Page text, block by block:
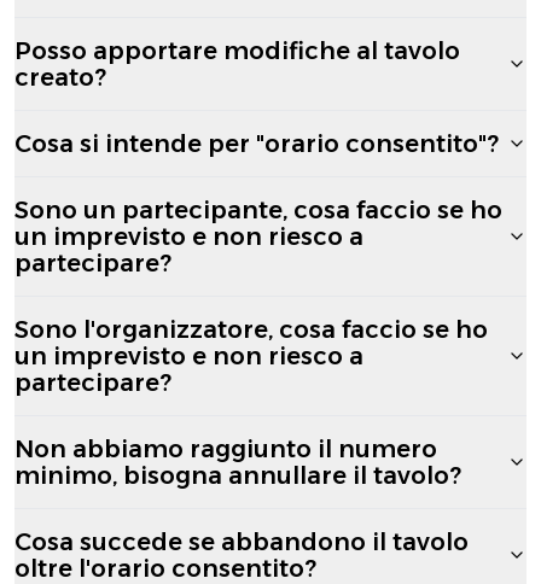
Posso apportare modifiche al tavolo
creato?
Cosa si intende per "orario consentito"?
Sono un partecipante, cosa faccio se ho
un imprevisto e non riesco a
partecipare?
Sono l'organizzatore, cosa faccio se ho
un imprevisto e non riesco a
partecipare?
Non abbiamo raggiunto il numero
minimo, bisogna annullare il tavolo?
Cosa succede se abbandono il tavolo
oltre l'orario consentito?